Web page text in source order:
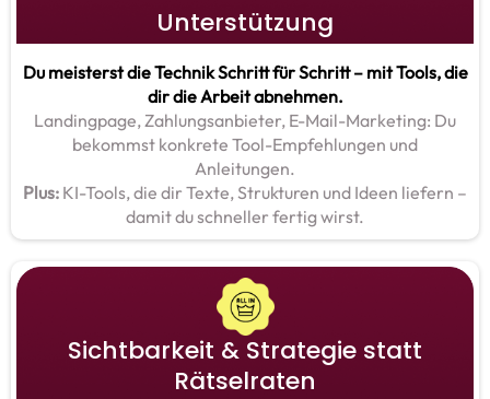
Unterstützung
Du meisterst die Technik Schritt für Schritt – mit Tools, die
dir die Arbeit abnehmen.
Landingpage, Zahlungsanbieter, E-Mail-Marketing: Du
bekommst konkrete Tool-Empfehlungen und
Anleitungen.
Plus: KI-Tools, die dir Texte, Strukturen und Ideen liefern –
damit du schneller fertig wirst.
Sichtbarkeit & Strategie statt
Rätselraten